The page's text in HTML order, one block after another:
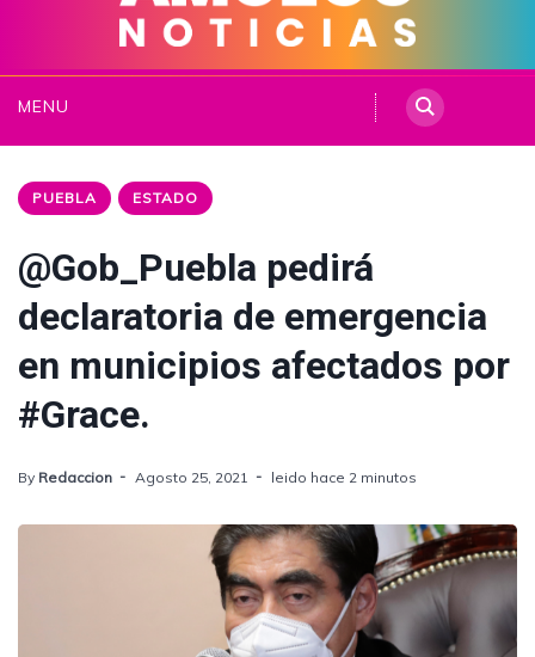
MENU
PUEBLA ESTADO
@Gob_Puebla pedirá
declaratoria de emergencia
en municipios afectados por
#Grace.
By Redaccion Agosto 25, 2021 leido hace 2 minutos